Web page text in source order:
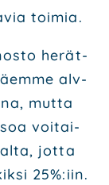
toi­mia.
herät­
alv-
mut­ta
voi­tai­
jot­ta
25%:iin.